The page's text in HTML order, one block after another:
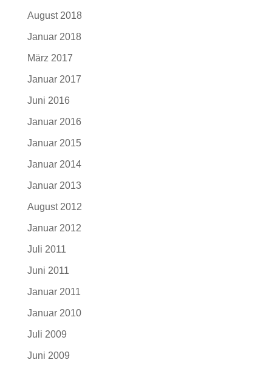
August 2018
Januar 2018
März 2017
Januar 2017
Juni 2016
Januar 2016
Januar 2015
Januar 2014
Januar 2013
August 2012
Januar 2012
Juli 2011
Juni 2011
Januar 2011
Januar 2010
Juli 2009
Juni 2009